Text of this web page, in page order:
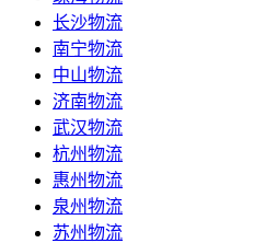
长沙物流
南宁物流
中山物流
济南物流
武汉物流
杭州物流
惠州物流
泉州物流
苏州物流